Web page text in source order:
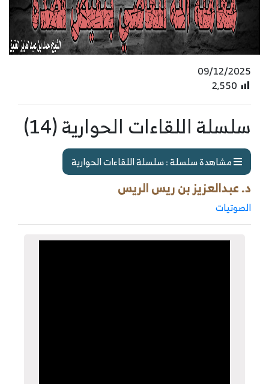
09/12/2025
2٬550
سلسلة اللقاءات الحوارية (14)
مشاهدة سلسلة : سلسلة اللقاءات الحوارية
د. عبدالعزيز بن ريس الريس
الصوتيات